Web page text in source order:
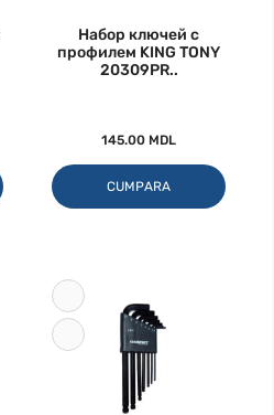
Набор ключей с
профилем KING TONY
20309PR..
145.00 MDL
CUMPARA